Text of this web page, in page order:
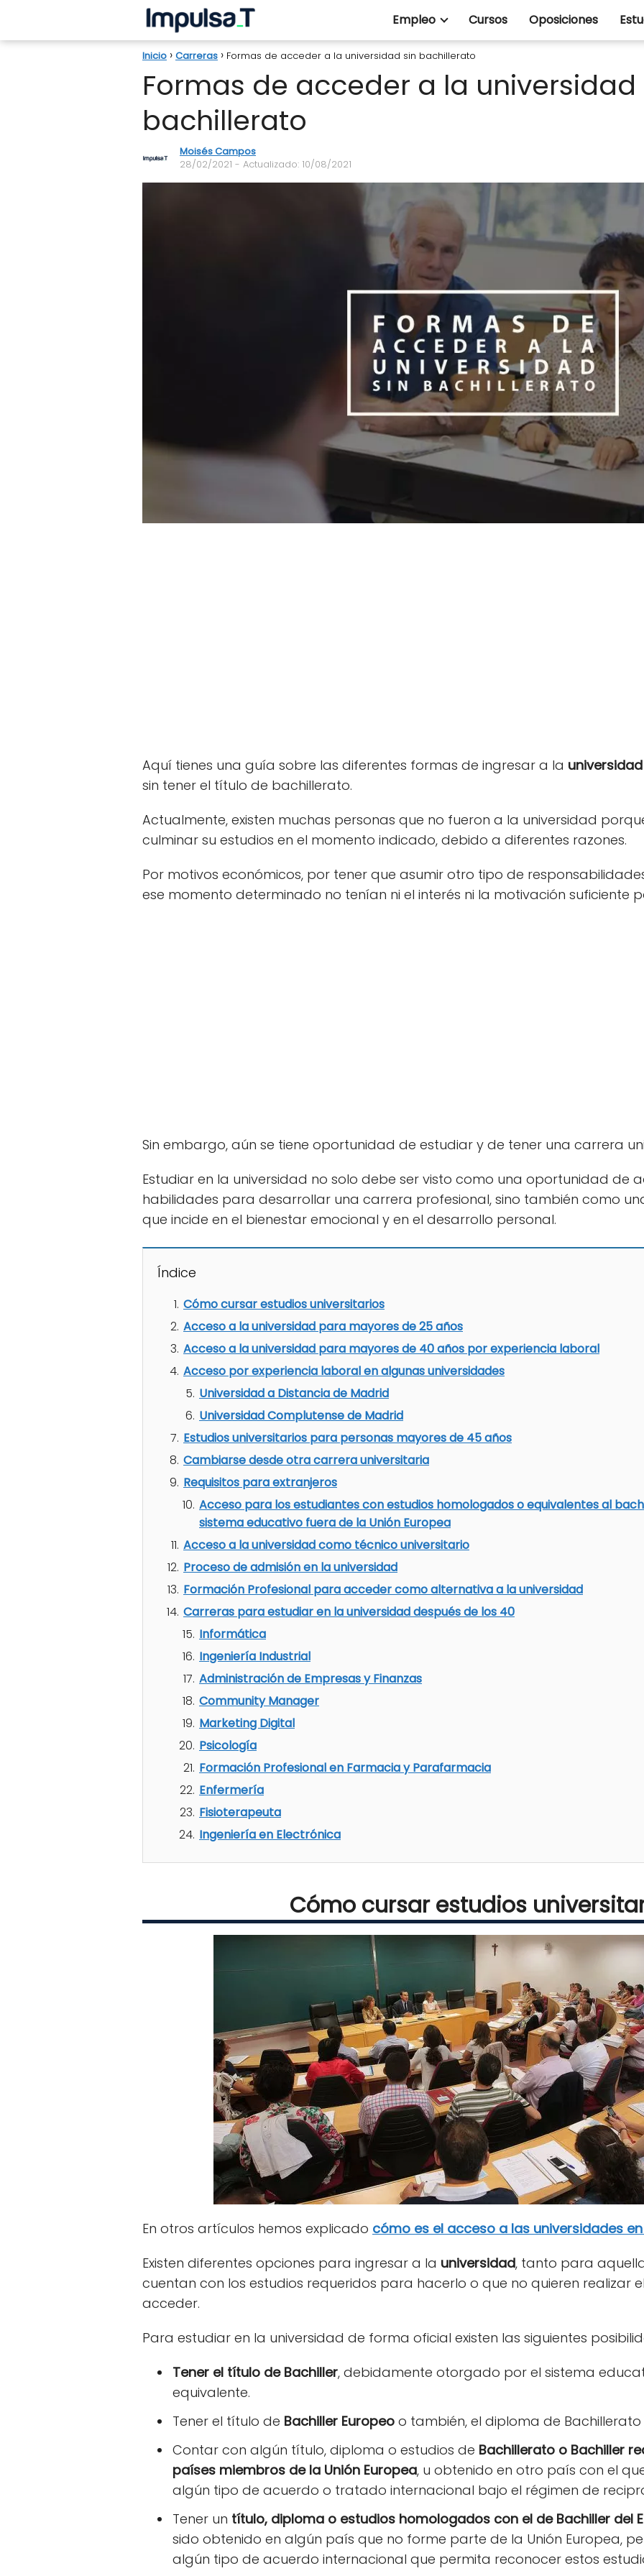
Empleo Cursos Oposiciones
Inicio Carreras Formas de acceder a la universidad sin bachillerato
Formas de acceder a la universidad
bachillerato
Moisés Campos
28/02/2021 - Actualizado: 10/08/2021
Aquí tienes una guía sobre las diferentes formas de ingresar a la universidad
sin tener el título de bachillerato.
Actualmente, existen muchas personas que no fueron a la universidad
culminar su estudios en el momento indicado, debido a diferentes razones.
Por motivos económicos, por tener que asumir otro tipo de
ese momento determinado no tenían ni el interés ni la motivación suficiente
Sin embargo, aún se tiene oportunidad de estudiar y de tener una carrera
Estudiar en la universidad no solo debe ser visto como una oportunidad de
habilidades para desarrollar una carrera profesional, sino también como
que incide en el bienestar emocional y en el desarrollo personal.
Índice
Cómo cursar estudios universitarios
Acceso a la universidad para mayores de 25 años
Acceso a la universidad para mayores de 40 años por experiencia laboral
Acceso por experiencia laboral en algunas universidades
Universidad a Distancia de Madrid
Universidad Complutense de Madrid
Estudios universitarios para personas mayores de 45 años
Cambiarse desde otra carrera universitaria
Requisitos para extranjeros
Acceso para los estudiantes con estudios homologados o equivalentes al
sistema educativo fuera de la Unión Europea
Acceso a la universidad como técnico universitario
Proceso de admisión en la universidad
Formación Profesional para acceder como alternativa a la universidad
Carreras para estudiar en la universidad después de los 40
Informática
Ingeniería Industrial
Administración de Empresas y Finanzas
Community Manager
Marketing Digital
Psicología
Formación Profesional en Farmacia y Parafarmacia
Enfermería
Fisioterapeuta
Ingeniería en Electrónica
Cómo cursar estudios
En otros artículos hemos explicado cómo es el acceso a las universidades
Existen diferentes opciones para ingresar a la universidad, tanto para
cuentan con los estudios requeridos para hacerlo o que no quieren realizar
acceder.
Para estudiar en la universidad de forma oficial existen las siguientes
Tener el título de Bachiller, debidamente otorgado por el sistema
equivalente.
Tener el título de Bachiller Europeo o también, el diploma de
Contar con algún título, diploma o estudios de Bachillerato o Bachiller
países miembros de la Unión Europea, u obtenido en otro país con el
algún tipo de acuerdo o tratado internacional bajo el régimen de
Tener un título, diploma o estudios homologados con el de Bachiller del
sido obtenido en algún país que no forme parte de la Unión Europea,
algún tipo de acuerdo internacional que permita reconocer estos